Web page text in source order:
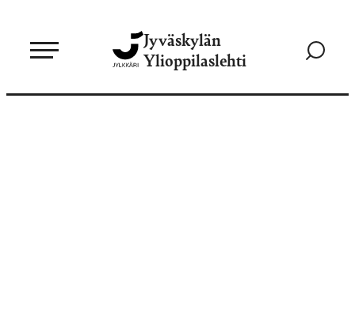
sisältöön
Jyväskylän
Ylioppilaslehti
Siirry